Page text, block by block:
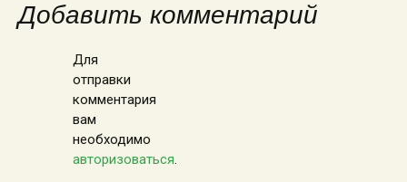
Добавить комментарий
Для
отправки
комментария
вам
необходимо
авторизоваться.